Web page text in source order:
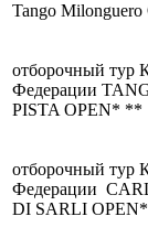
Tango Milonguero
отборочный тур
Федерации
PISTA OPEN* **
отборочный тур
Федерации
DI SARLI OPEN*